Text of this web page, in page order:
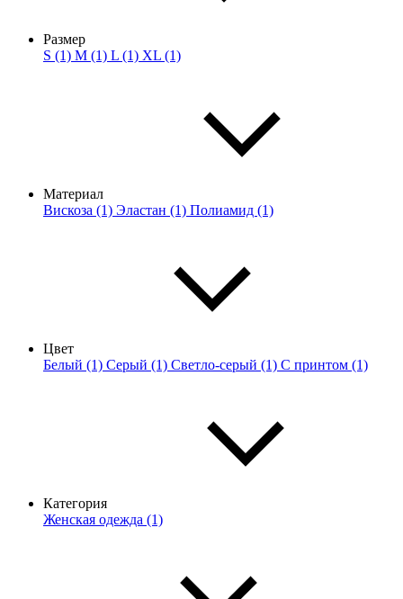
Размер
S (1) M (1) L (1) XL (1)
Материал
Вискоза (1) Эластан (1) Полиамид (1)
Цвет
Белый (1) Серый (1) Светло-серый (1) С принтом (1)
Категория
Женская одежда (1)